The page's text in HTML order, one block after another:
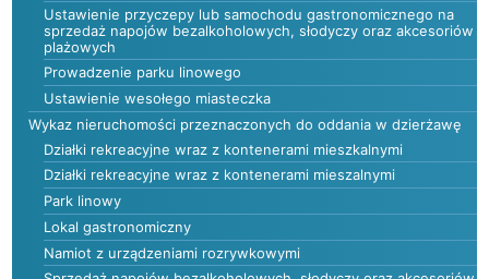
Ustawienie przyczepy lub samochodu gastronomicznego na
sprzedaż napojów bezalkoholowych, słodyczy oraz akcesoriów
plażowych
Prowadzenie parku linowego
Ustawienie wesołego miasteczka
Wykaz nieruchomości przeznaczonych do oddania w dzierżawę
Działki rekreacyjne wraz z kontenerami mieszkalnymi
Działki rekreacyjne wraz z kontenerami mieszalnymi
Park linowy
Lokal gastronomiczny
Namiot z urządzeniami rozrywkowymi